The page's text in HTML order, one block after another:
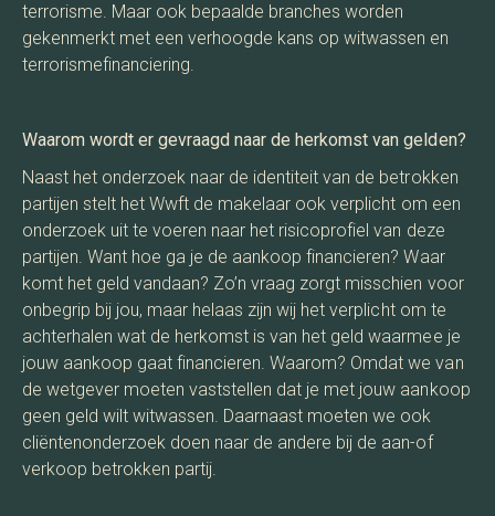
terrorisme. Maar ook bepaalde branches worden
gekenmerkt met een verhoogde kans op witwassen en
terrorismefinanciering.
Waarom wordt er gevraagd naar de herkomst van gelden?
Naast het onderzoek naar de identiteit van de betrokken
partijen stelt het Wwft de makelaar ook verplicht om een
onderzoek uit te voeren naar het risicoprofiel van deze
partijen. Want hoe ga je de aankoop financieren? Waar
komt het geld vandaan? Zo’n vraag zorgt misschien voor
onbegrip bij jou, maar helaas zijn wij het verplicht om te
achterhalen wat de herkomst is van het geld waarmee je
jouw aankoop gaat financieren. Waarom? Omdat we van
de wetgever moeten vaststellen dat je met jouw aankoop
geen geld wilt witwassen. Daarnaast moeten we ook
cliëntenonderzoek doen naar de andere bij de aan-of
verkoop betrokken partij.